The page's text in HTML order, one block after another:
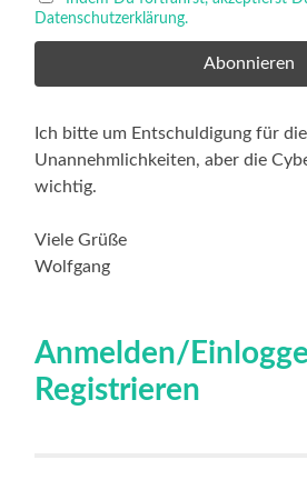
Datenschutzerklärung.
Ich bitte um Entschuldigung für die
Unannehmlichkeiten, aber die
wichtig.
Viele Grüße
Wolfgang
Anmelden/
Registrieren